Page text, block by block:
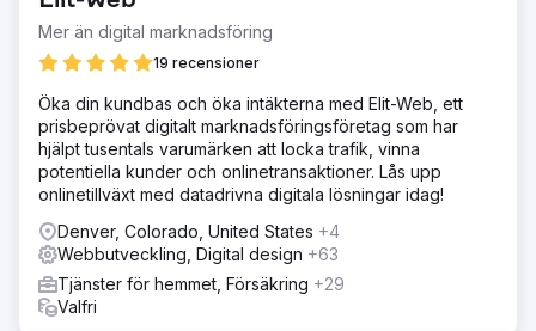
Mer än digital marknadsföring
19 recensioner
Öka din kundbas och öka intäkterna med Elit-Web, ett
prisbeprövat digitalt marknadsföringsföretag som har
hjälpt tusentals varumärken att locka trafik, vinna
potentiella kunder och onlinetransaktioner. Lås upp
onlinetillväxt med datadrivna digitala lösningar idag!
Denver, Colorado, United States +4
Webbutveckling, Digital design +63
Tjänster för hemmet, Försäkring +29
Valfri